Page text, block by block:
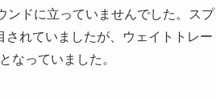
ンドに立っていませんでした。スプ
れていましたが、ウェイトトレー
なっていました。